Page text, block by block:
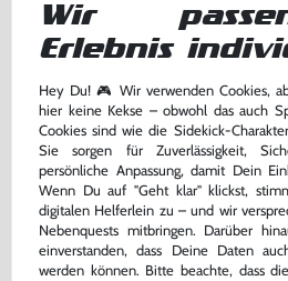
Wundertüte: 5 Original PS2
Spiele
gebraucht
nur24,99 €
Warenkorb
nur
Wir
Erlebnis
Hey Du! 🎮 Wir verwenden Cookies,
hier keine Kekse – obwohl das auch
Cookies sind wie die Sidekick-
Sie sorgen für Zuverlässigkeit,
persönliche Anpassung, damit Dein
Wenn Du auf "Geht klar" klickst,
digitalen Helferlein zu – und wir
Nebenquests mitbringen. Darüber
einverstanden, dass Deine Daten
werden können. Bitte beachte, dass